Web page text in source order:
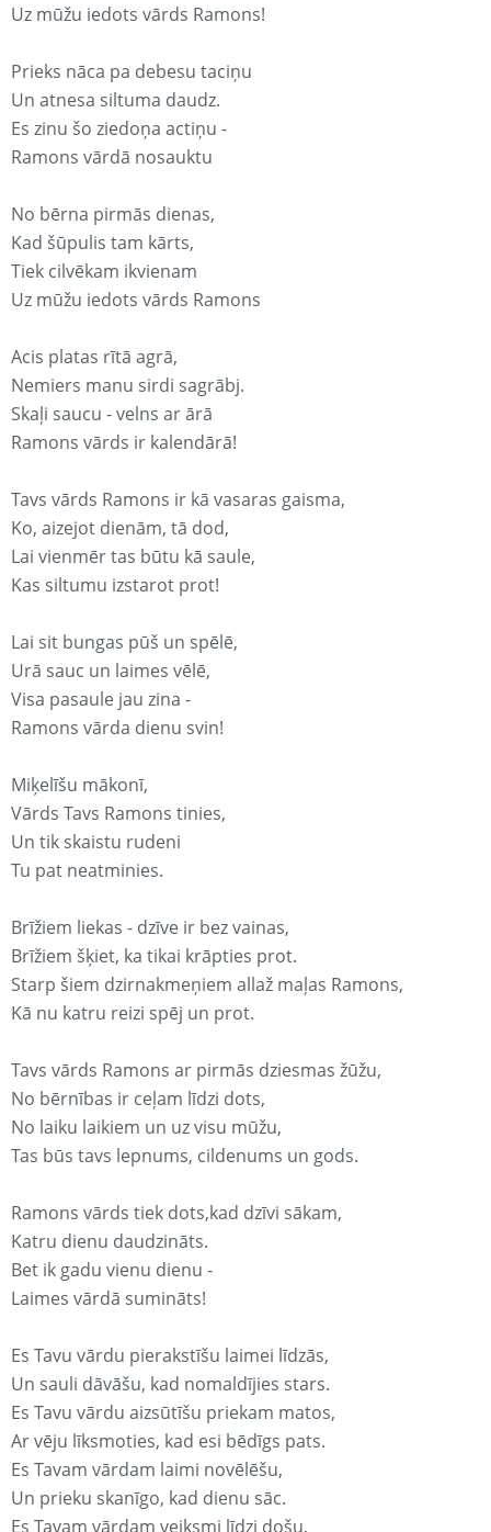
Uz mūžu iedots vārds Ramons!
Prieks nāca pa debesu taciņu
Un atnesa siltuma daudz.
Es zinu šo ziedoņa actiņu -
Ramons vārdā nosauktu
No bērna pirmās dienas,
Kad šūpulis tam kārts,
Tiek cilvēkam ikvienam
Uz mūžu iedots vārds Ramons
Acis platas rītā agrā,
Nemiers manu sirdi sagrābj.
Skaļi saucu - velns ar ārā
Ramons vārds ir kalendārā!
Tavs vārds Ramons ir kā vasaras gaisma,
Ko, aizejot dienām, tā dod,
Lai vienmēr tas būtu kā saule,
Kas siltumu izstarot prot!
Lai sit bungas pūš un spēlē,
Urā sauc un laimes vēlē,
Visa pasaule jau zina -
Ramons vārda dienu svin!
Miķelīšu mākonī,
Vārds Tavs Ramons tinies,
Un tik skaistu rudeni
Tu pat neatminies.
Brīžiem liekas - dzīve ir bez vainas,
Brīžiem šķiet, ka tikai krāpties prot.
Starp šiem dzirnakmeņiem allaž maļas Ramons,
Kā nu katru reizi spēj un prot.
Tavs vārds Ramons ar pirmās dziesmas žūžu,
No bērnības ir ceļam līdzi dots,
No laiku laikiem un uz visu mūžu,
Tas būs tavs lepnums, cildenums un gods.
Ramons vārds tiek dots,kad dzīvi sākam,
Katru dienu daudzināts.
Bet ik gadu vienu dienu -
Laimes vārdā sumināts!
Es Tavu vārdu pierakstīšu laimei līdzās,
Un sauli dāvāšu, kad nomaldījies stars.
Es Tavu vārdu aizsūtīšu priekam matos,
Ar vēju līksmoties, kad esi bēdīgs pats.
Es Tavam vārdam laimi novēlēšu,
Un prieku skanīgo, kad dienu sāc.
Es Tavam vārdam veiksmi līdzi došu,